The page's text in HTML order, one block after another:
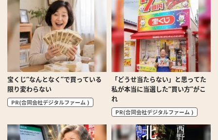
宝くじ“なんとなく”で買っている
限り変わらない
PR(合同会社デジタルファーム )
「どうせ当たらない」と思ってた
私が本当に当選した“買い方”がこ
れ
PR(合同会社デジタルファーム )